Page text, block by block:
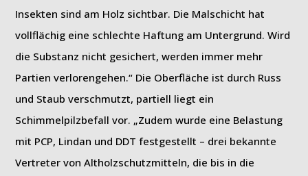
Insekten sind am Holz sichtbar. Die Malschicht hat
vollflächig eine schlechte Haftung am Untergrund. Wird
die Substanz nicht gesichert, werden immer mehr
Partien verlorengehen.“ Die Oberfläche ist durch Russ
und Staub verschmutzt, partiell liegt ein
Schimmelpilzbefall vor. „Zudem wurde eine Belastung
mit PCP, Lindan und DDT festgestellt – drei bekannte
Vertreter von Altholzschutzmitteln, die bis in die